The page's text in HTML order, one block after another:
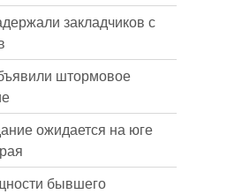
закладчиков с
штормовое
ожидается на юге
бывшего